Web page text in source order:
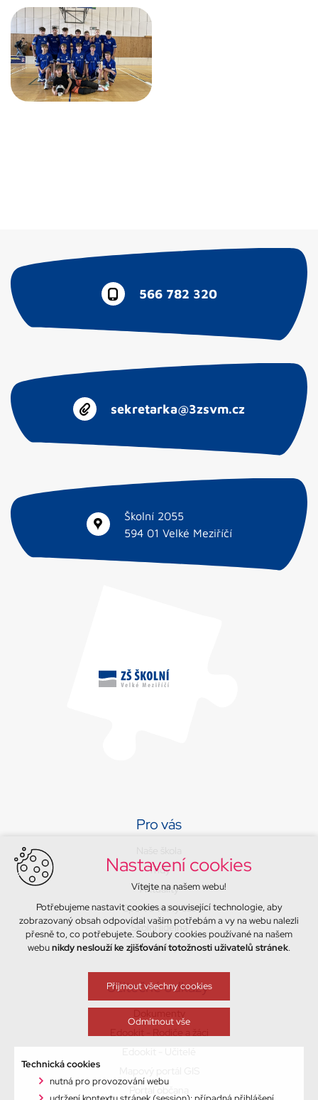
566 782 320
sekretarka@3zsvm.cz
Školní 2055
594 01 Velké Meziříčí
Pro vás
Třídy
Aktuality
Sport a volný čas
Školní jídelna
Kontakty
Užitečné odkazy
Nastavení cookies
Vítejte na našem webu!
Potřebujeme nastavit cookies a související technologie, aby
zobrazovaný obsah odpovídal vašim potřebám a vy na webu nalezli
přesně to, co potřebujete. Soubory cookies používané na našem
webunikdy neslouží ke zjišťování totožnosti uživatelů stránek.
Přijmout všechny cookies
Odmítnout vše
Technická cookies
nutná pro provozování webu